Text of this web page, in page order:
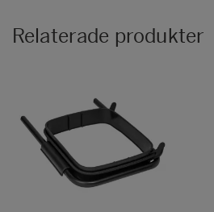
Relaterade produkter